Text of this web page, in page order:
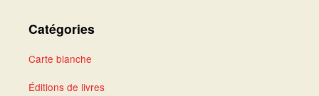
Catégories
Carte blanche
Éditions de livres